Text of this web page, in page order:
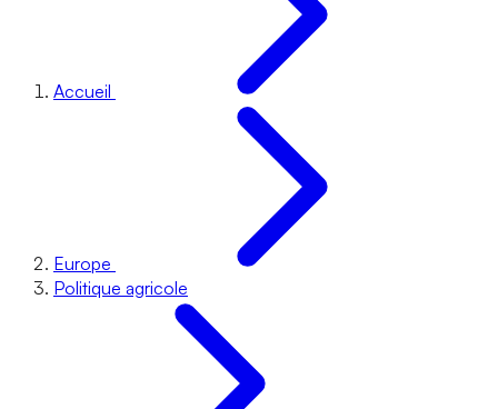
Accueil
Europe
Politique agricole